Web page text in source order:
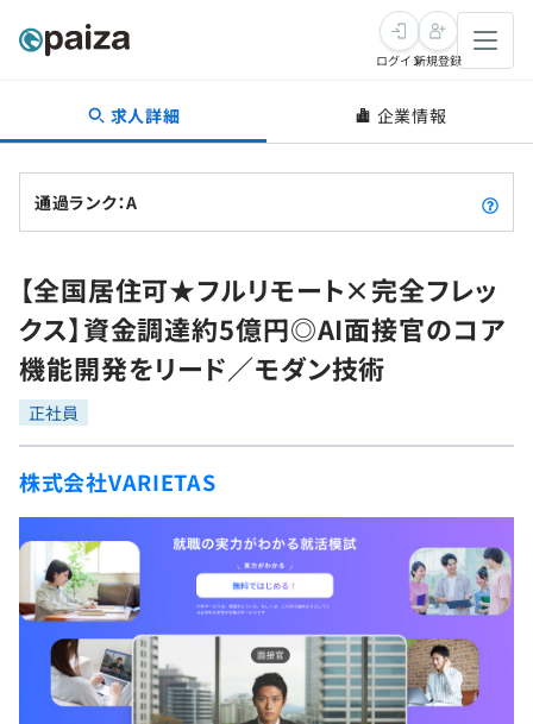
転職・キャリア
転職成功ガイド
転職エージェント
インタビュー
転職成功ガイド
新卒就活
求人検索
本選考
インターン
新卒エージェント
イベント・セミナー
インタビュー
就活成功ガイド
学習
問題集
4択課題
リファレンス
プラン
プログラミング言語
再チャレンジ結果一覧
ゲーム・マンガ
Tech Team Journal
paiza times
note
paizaとは？
ログイン新規登録
求人詳細 企業情報
通過ランク：A
【全国居住可★フルリモート×完全フレッ
クス】資金調達約5億円◎AI面接官のコア
機能開発をリード／モダン技術
正社員
株式会社VARIETAS